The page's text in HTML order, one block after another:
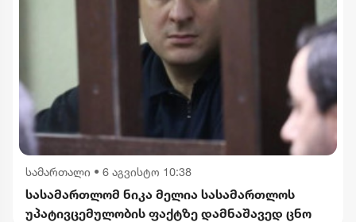
სამართალი • 6 აგვისტო 10:38
სასამართლომ ნიკა მელია სასამართლოს
უპატივცემულობის ფაქტზე დამნაშავედ ცნო